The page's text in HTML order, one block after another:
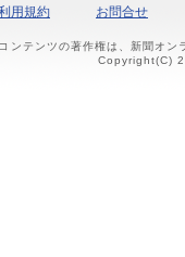
用規約 お問合せ
ンテンツの著作権は、新聞オ
Copyright(C)